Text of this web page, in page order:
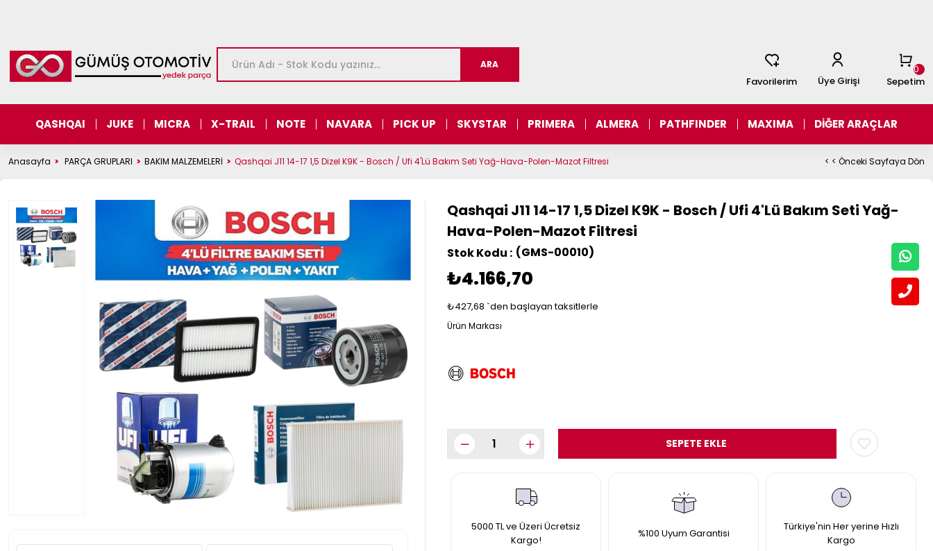
Sepetim
0
Favorilerim
Üye Girişi
QASHQAI JUKE MICRA X-TRAIL NOTE NAVARA PICK UP SKYSTAR PRIMERA ALMERA PATHFINDER MAXIMA DİĞER ARAÇLAR
Anasayfa PARÇA GRUPLARI BAKIM MALZEMELERİ Qashqai J11 14-17 1,5 Dizel K9K - Bosch / Ufi 4'Lü Bakım Seti Yağ-Hava-Polen-Mazot Filtresi < < Önceki Sayfaya Dön
Qashqai J11 14-17 1,5 Dizel K9K - Bosch / Ufi 4'Lü Bakım Seti Yağ-
Hava-Polen-Mazot Filtresi
(GMS-00010)
₺4.166,70
₺427,68 `den başlayan taksitlerle
5000 TL ve Üzeri Ücretsiz
Kargo!
%100 Uyum Garantisi
Türkiye'nin Her yerine Hızlı
Kargo